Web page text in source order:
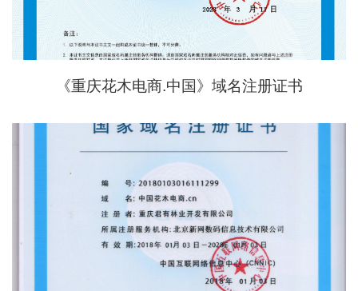
《重庆花木电商.中国》域名注册证书